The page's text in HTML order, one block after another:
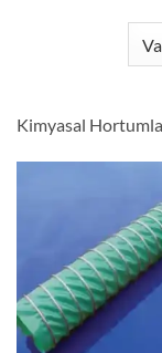
Kimyasal